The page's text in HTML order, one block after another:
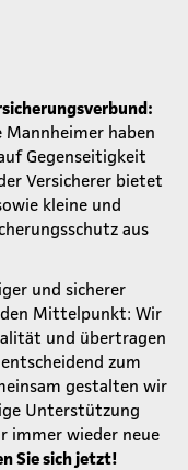
Mannheimer haben
Gegenseitigkeit
Versicherer bietet
kleine und
aus
und sicherer
den Mittelpunkt: Wir
und übertragen
zum
gestalten wir
Unterstützung
immer wieder neue
Sie sich jetzt!